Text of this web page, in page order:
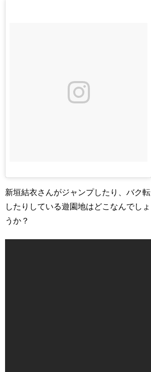
新垣結衣さんがジャンプしたり、バク転
したりしている遊園地はどこなんでしょ
うか？